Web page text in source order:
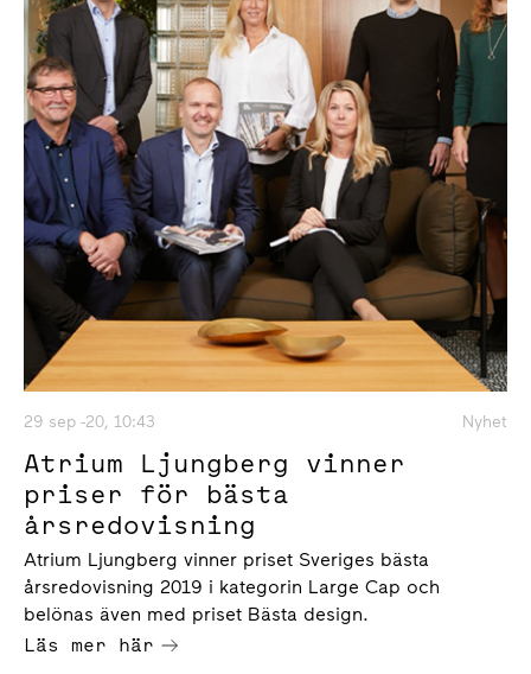
29 sep -20, 10:43 Nyhet
Atrium Ljungberg vinner
priser för bästa
årsredovisning
Atrium Ljungberg vinner priset Sveriges bästa
årsredovisning 2019 i kategorin Large Cap och
belönas även med priset Bästa design.
Läs mer här